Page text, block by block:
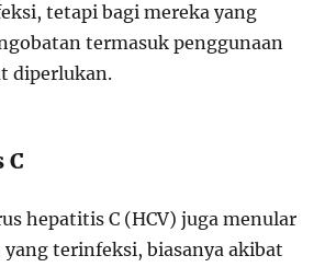
tetapi bagi mereka yang
termasuk penggunaan
diperlukan.
C
hepatitis C (HCV) juga menular
terinfeksi, biasanya akibat